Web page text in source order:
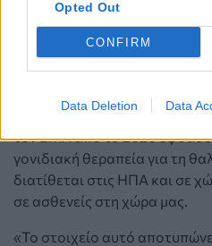
Opted Out
CONFIRM
Data Deletion Data
έρευνα για το διάστημα 2020-
Γεωργακόπουλος,
Συνδέσμου Φαρμακευτικών
Μεταξύ αυτών ένα
τον ΕΜΑ απότο 2020έφθασε
γονιδιακή θεραπεία για τη
διατίθεται στις ΗΠΑ και σε
σε ασθενείς στη χώρα μας
«Το στοιχείο αυτό